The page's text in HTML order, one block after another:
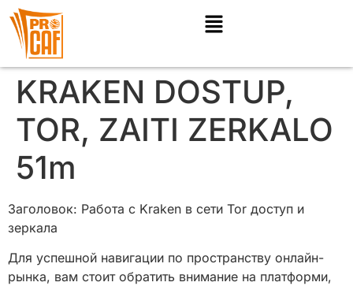
KRAKEN DOSTUP,
TOR, ZAITI ZERKALO
51m
Заголовок: Работа с Kraken в сети Tor доступ и
зеркала
Для успешной навигации по пространству онлайн-
рынка, вам стоит обратить внимание на платформи,